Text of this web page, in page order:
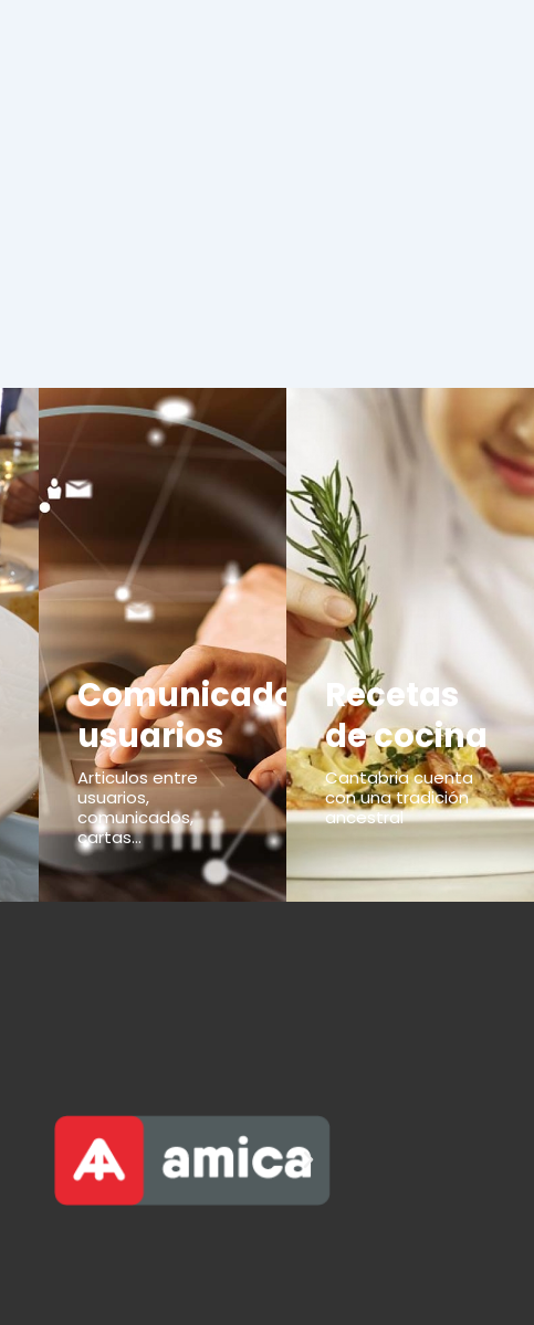
Comunicados
usuarios
Articulos entre
usuarios,
comunicados,
cartas...
Recetas
de cocina
Cantabria cuenta
con una tradición
ancestral